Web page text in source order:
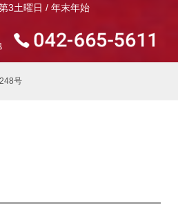
3土曜日 / 年末年始
号